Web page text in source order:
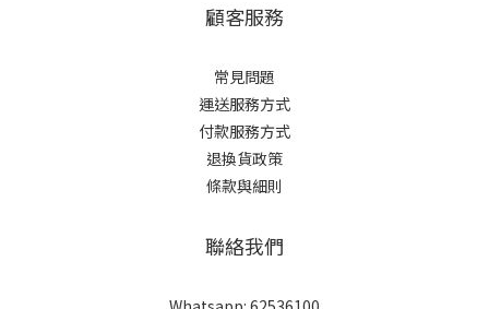
顧客服務
常見問題
運送服務方式
付款服務方式
退換貨政策
條款與細則
聯絡我們